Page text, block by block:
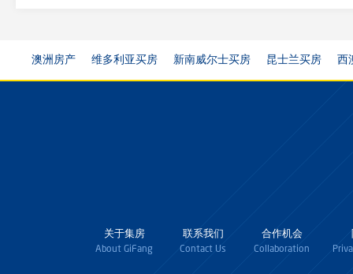
澳洲房产 维多利亚买房 新南威尔士买房 昆士兰买房 西
关于集房
About GiFang
联系我们
Contact Us
合作机会
Collaboration